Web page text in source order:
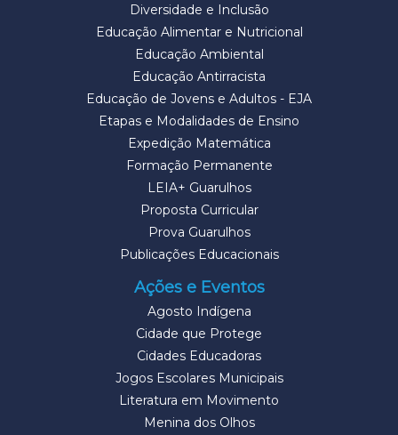
Diversidade e Inclusão
Educação Alimentar e Nutricional
Educação Ambiental
Educação Antirracista
Educação de Jovens e Adultos - EJA
Etapas e Modalidades de Ensino
Expedição Matemática
Formação Permanente
LEIA+ Guarulhos
Proposta Curricular
Prova Guarulhos
Publicações Educacionais
Ações e Eventos
Agosto Indígena
Cidade que Protege
Cidades Educadoras
Jogos Escolares Municipais
Literatura em Movimento
Menina dos Olhos